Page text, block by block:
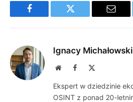
Facebook Twitter Email
Ignacy Michałowski
WebsiteFacebook
Ekspert w dziedzinie
OSINT z ponad 20-